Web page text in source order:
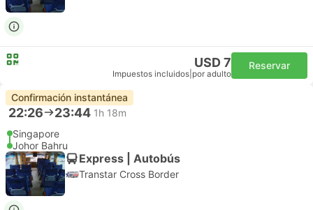
USD 7
Impuestos incluidos por adulto
Reservar
Confirmación instantánea
22:26 23:44 1h 18m
Singapore
Johor Bahru
Express | Autobús
Transtar Cross Border